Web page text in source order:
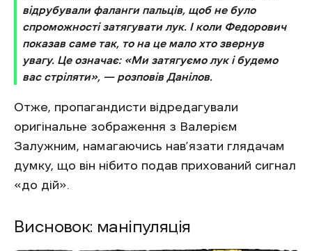
відрубували фаланги пальців, щоб не було
спроможності затягувати лук. І коли Федорович
показав саме так, то на це мало хто звернув
увагу. Це означає: «Ми затягуємо лук і будемо
вас стріляти», —розповів Данілов.
Отже, пропагандисти відредагували
оригінальне зображення з Валерієм
Залужним, намагаючись нав’язати глядачам
думку, що він нібито подав прихований сигнал
«до дій».
Висновок: маніпуляція